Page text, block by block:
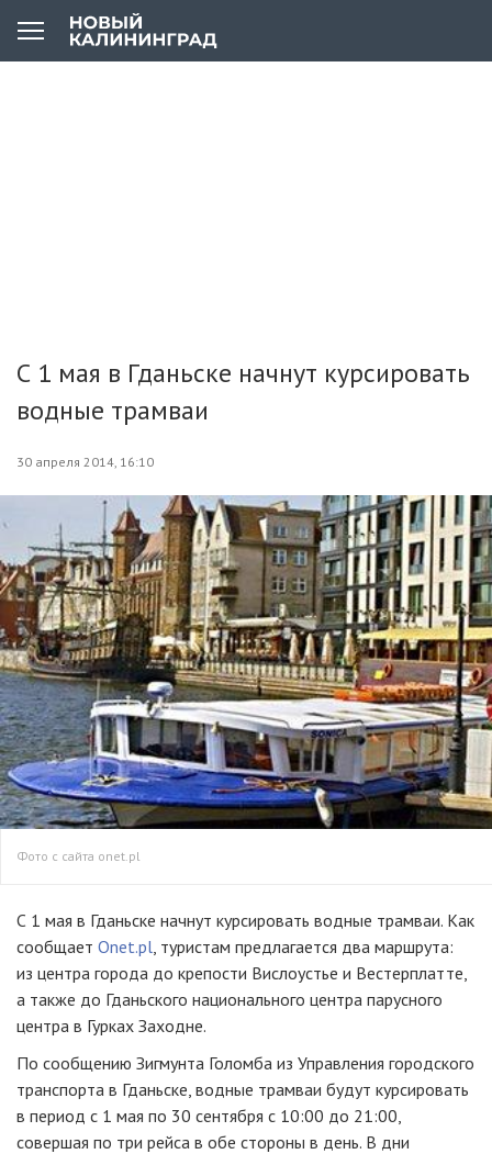
С 1 мая в Гданьске начнут курсировать
водные трамваи
30 апреля 2014, 16:10
Фото с сайта onet.pl
С 1 мая в Гданьске начнут курсировать водные трамваи. Как
сообщает Onet.pl , туристам предлагается два маршрута:
из центра города до крепости Вислоустье и Вестерплатте,
а также до Гданьского национального центра парусного
центра в Гурках Заходне.
По сообщению Зигмунта Голомба из Управления городского
транспорта в Гданьске, водные трамваи будут курсировать
в период с 1 мая по 30 сентября с 10:00 до 21:00,
совершая по три рейса в обе стороны в день. В дни